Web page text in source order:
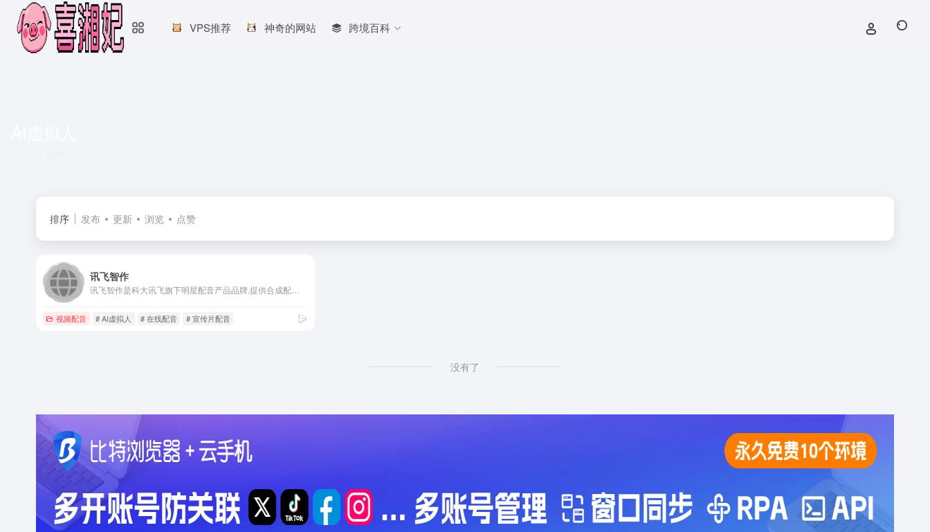
VPS推荐 神奇的网站 跨境百科
排序 发布 更新 浏览 点赞
讯飞智作
视频配音 # AI虚拟人 # 在线配音 # 宣传片配音
没有了